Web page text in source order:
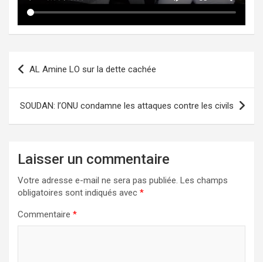
AL Amine LO sur la dette cachée
SOUDAN: l’ONU condamne les attaques contre les civils
Laisser un commentaire
Votre adresse e-mail ne sera pas publiée. Les champs
obligatoires sont indiqués avec *
Commentaire *